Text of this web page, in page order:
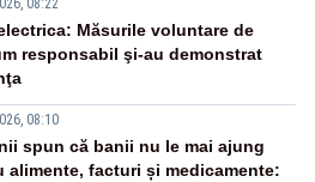
Măsurile voluntare de
responsabil şi-au demonstrat
08:10
spun că banii nu le mai ajung
alimente, facturi și medicamente: